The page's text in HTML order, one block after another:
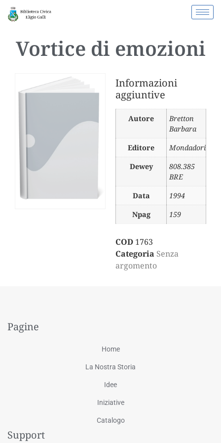
Vortice di emozioni
Informazioni
aggiuntive
Autore
Bretton
Barbara
Editore
Mondadori
Dewey
808.385
BRE
Data
1994
Npag
159
COD 1763
Categoria Senza
argomento
Pagine
Home
La Nostra Storia
Idee
Iniziative
Catalogo
Support